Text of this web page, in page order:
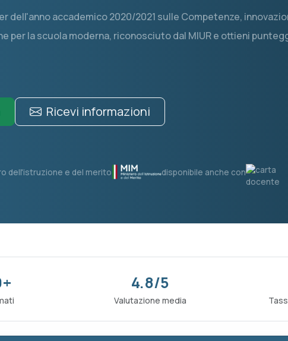
dell'anno accademico 2020/2021 sulle Competenze,
per la scuola moderna, riconosciuto dal MIUR e ottieni
Ricevi informazioni
dell'istruzione e del merito disponibile anche con
4.8/5
Valutazione media